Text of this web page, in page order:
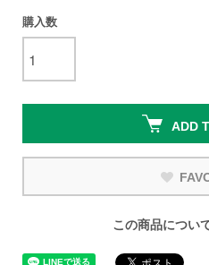
購入数
ADD
この商品につい